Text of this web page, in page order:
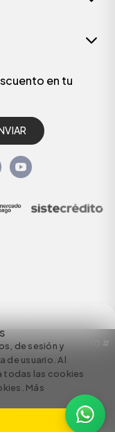
de sesión y
de usuario. Al
todas las cookies
Más
en tu
6 Dirección: Carrera 50 #